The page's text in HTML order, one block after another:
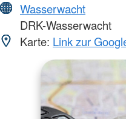
Wasserwacht
DRK-Wasserwacht
Karte: Link zur